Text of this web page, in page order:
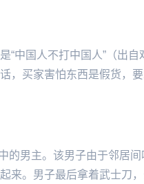
“中国人不打中国人”（出自
，买家害怕东西是假货，
的男主。该男子由于邻居
来。男子最后拿着武士刀